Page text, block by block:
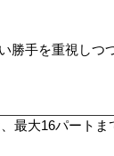
勝手を重視しつ
最大16パート